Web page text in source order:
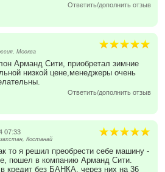
Ответить/дополнить отзыв
Москва
Арманд Сити, приобретал зимние
низкой цене,менеджеры очень
Ответить/дополнить отзыв
07:33
Костанай
то я решил преобрести себе машину -
пошел в компанию Арманд Сити.
кредит без БАНКА, через них на 36